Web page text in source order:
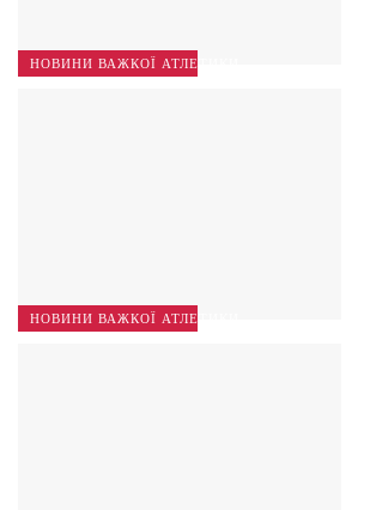
НОВИНИ ВАЖКОЇ АТЛЕТИКИ
НОВИНИ ВАЖКОЇ АТЛЕТИКИ